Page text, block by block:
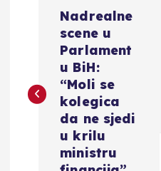
i
Nadrealne
scene u
Parlament
u BiH:
“Moli se
kolegica
da ne sjedi
u krilu
ministru